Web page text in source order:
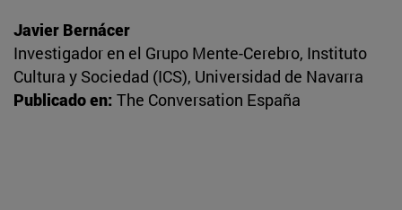
Javier Bernácer
Investigador en el Grupo Mente-Cerebro, Instituto
Cultura y Sociedad (ICS), Universidad de Navarra
Publicado en: The Conversation España